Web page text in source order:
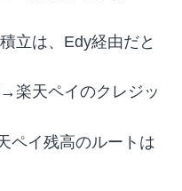
立は、Edy経由だと
楽天ペイのクレジッ
イ残高のルートは